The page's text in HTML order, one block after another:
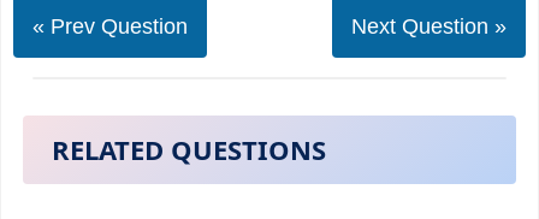
« Prev Question Next Question »
RELATED QUESTIONS